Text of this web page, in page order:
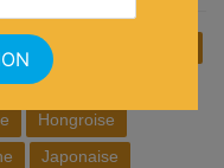
Anglaise
Cubaine
Hongroise
Japonaise